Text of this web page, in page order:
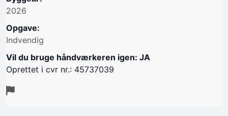
2026
Opgave:
Indvendig
Vil du bruge håndværkeren igen: JA
Oprettet i cvr nr.: 45737039